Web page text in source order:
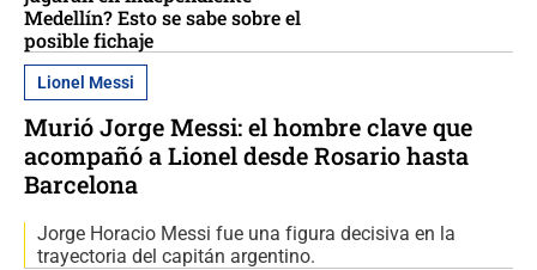
Medellín? Esto se sabe sobre el
posible fichaje
Lionel Messi
Murió Jorge Messi: el hombre clave que
acompañó a Lionel desde Rosario hasta
Barcelona
Jorge Horacio Messi fue una figura decisiva en la
trayectoria del capitán argentino.